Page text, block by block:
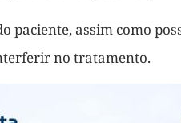
paciente, assim como
no tratamento.